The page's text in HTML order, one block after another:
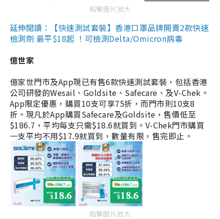
點擊圖片放大
延伸閱讀：【快速測試套裝】香港口罩品牌開賣2款快速
檢測劑 最平$18起 ！可檢測Delta/Omicron病毒
億世家
億家世門市及App現已有售6款快速測試套裝，包括香港
公司研發的Wesail、Goldsite、Safecare、及V-Chek。
App限定優惠，購買10支可享75折，而門市則10支8
折。現凡於App購買Safecare及Goldsite，售價低至
$186.7，平均每支只需$18.6就買到。V-Chek門市購買
一支平均不用$17.9就買到，數量有限，售完即止。
點擊圖片放大